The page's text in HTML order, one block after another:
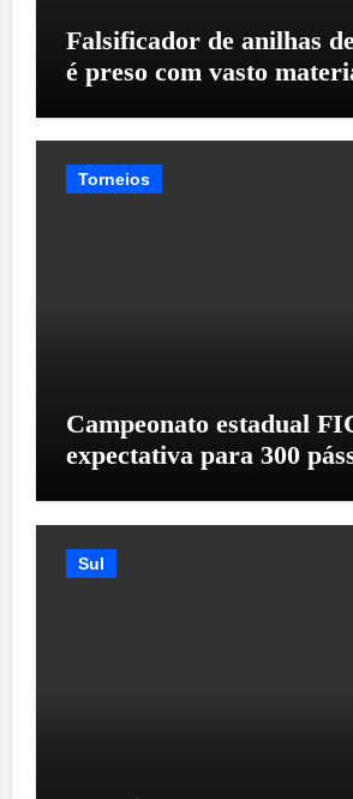
Falsificador de anilhas
é preso com vasto
Torneios
Campeonato estadual
expectativa para 300
Sul